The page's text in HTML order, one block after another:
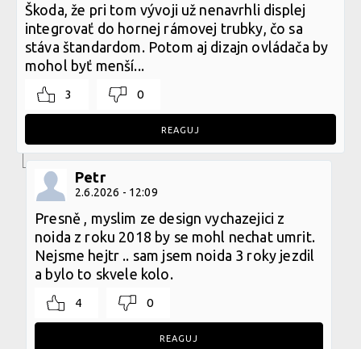
Škoda, že pri tom vývoji už nenavrhli displej
integrovať do hornej rámovej trubky, čo sa
stáva štandardom. Potom aj dizajn ovládača by
mohol byť menší...
3 0
REAGUJ
Petr
2.6.2026 - 12:09
Presně , myslim ze design vychazejici z
noida z roku 2018 by se mohl nechat umrit.
Nejsme hejtr .. sam jsem noida 3 roky jezdil
a bylo to skvele kolo.
4 0
REAGUJ